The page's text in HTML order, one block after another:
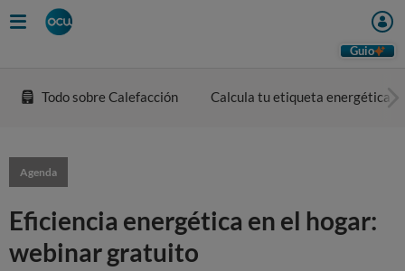
Guio
Todo sobre Calefacción Calcula tu etiqueta energética
Agenda
Eficiencia energética en el hogar:
webinar gratuito